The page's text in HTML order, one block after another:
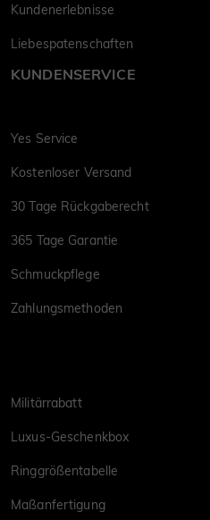
Kundenerlebnisse
Liebespatenschaften
KUNDENSERVICE
Yes Service
Kostenloser Versand
30 Tage Rückgaberecht
365 Tage Garantie
Schmuckpflege
Zahlungsmethoden
Militärrabatt
Luxus-Geschenkbox
Ringgrößentabelle
Maßanfertigung